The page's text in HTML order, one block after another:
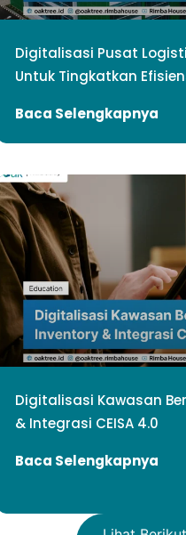
Digitalisasi Pusat
Untuk Tingkatkan
Baca Selengkapnya
Digitalisasi Kawasan
& Integrasi CEISA 4.0
Baca Selengkapnya